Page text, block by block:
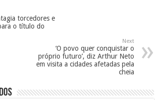
torcedores e
o título do
Next
‘O povo quer conquistar o
próprio futuro’, diz Arthur Neto
em visita a cidades afetadas pela
cheia